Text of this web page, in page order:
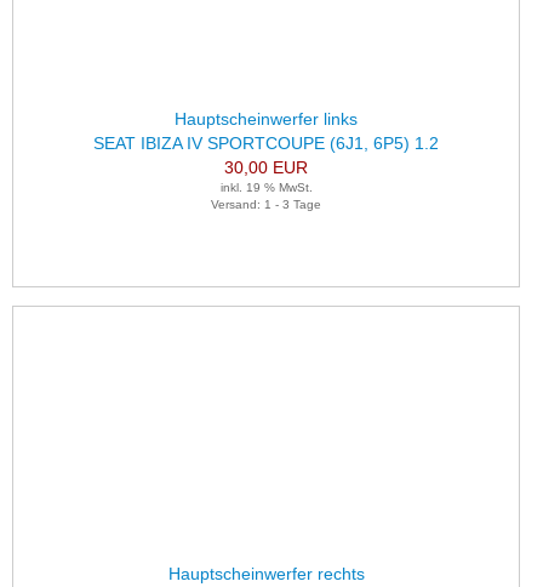
Hauptscheinwerfer links
SEAT IBIZA IV SPORTCOUPE (6J1, 6P5) 1.2
30,00 EUR
inkl. 19 % MwSt.
Versand: 1 - 3 Tage
Hauptscheinwerfer rechts